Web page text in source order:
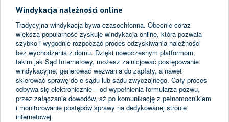
Windykacja należności online
Tradycyjna windykacja bywa czasochłonna. Obecnie coraz
większą popularność zyskuje windykacja online, która pozwala
szybko i wygodnie rozpocząć proces odzyskiwania należności
bez wychodzenia z domu. Dzięki nowoczesnym platformom,
takim jak Sąd Internetowy, możesz zainicjować postępowanie
windykacyjne, generować wezwania do zapłaty, a nawet
skierować sprawę do e-sądu lub sądu zwyczajnego. Cały proces
odbywa się elektronicznie – od wypełnienia formularza pozwu,
przez załączanie dowodów, aż po komunikację z pełnomocnikiem
i monitorowanie postępów sprawy na dedykowanej stronie
internetowej.